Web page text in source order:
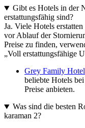
Gibt es Hotels in der
erstattungsfähig sind?
Ja. Viele Hotels
vor Ablauf der
Preise zu finden,
„Voll erstattungsfähige
Grey Family Hotel
beliebte Hotels
Preise anbieten.
Was sind die besten
karaman 2?